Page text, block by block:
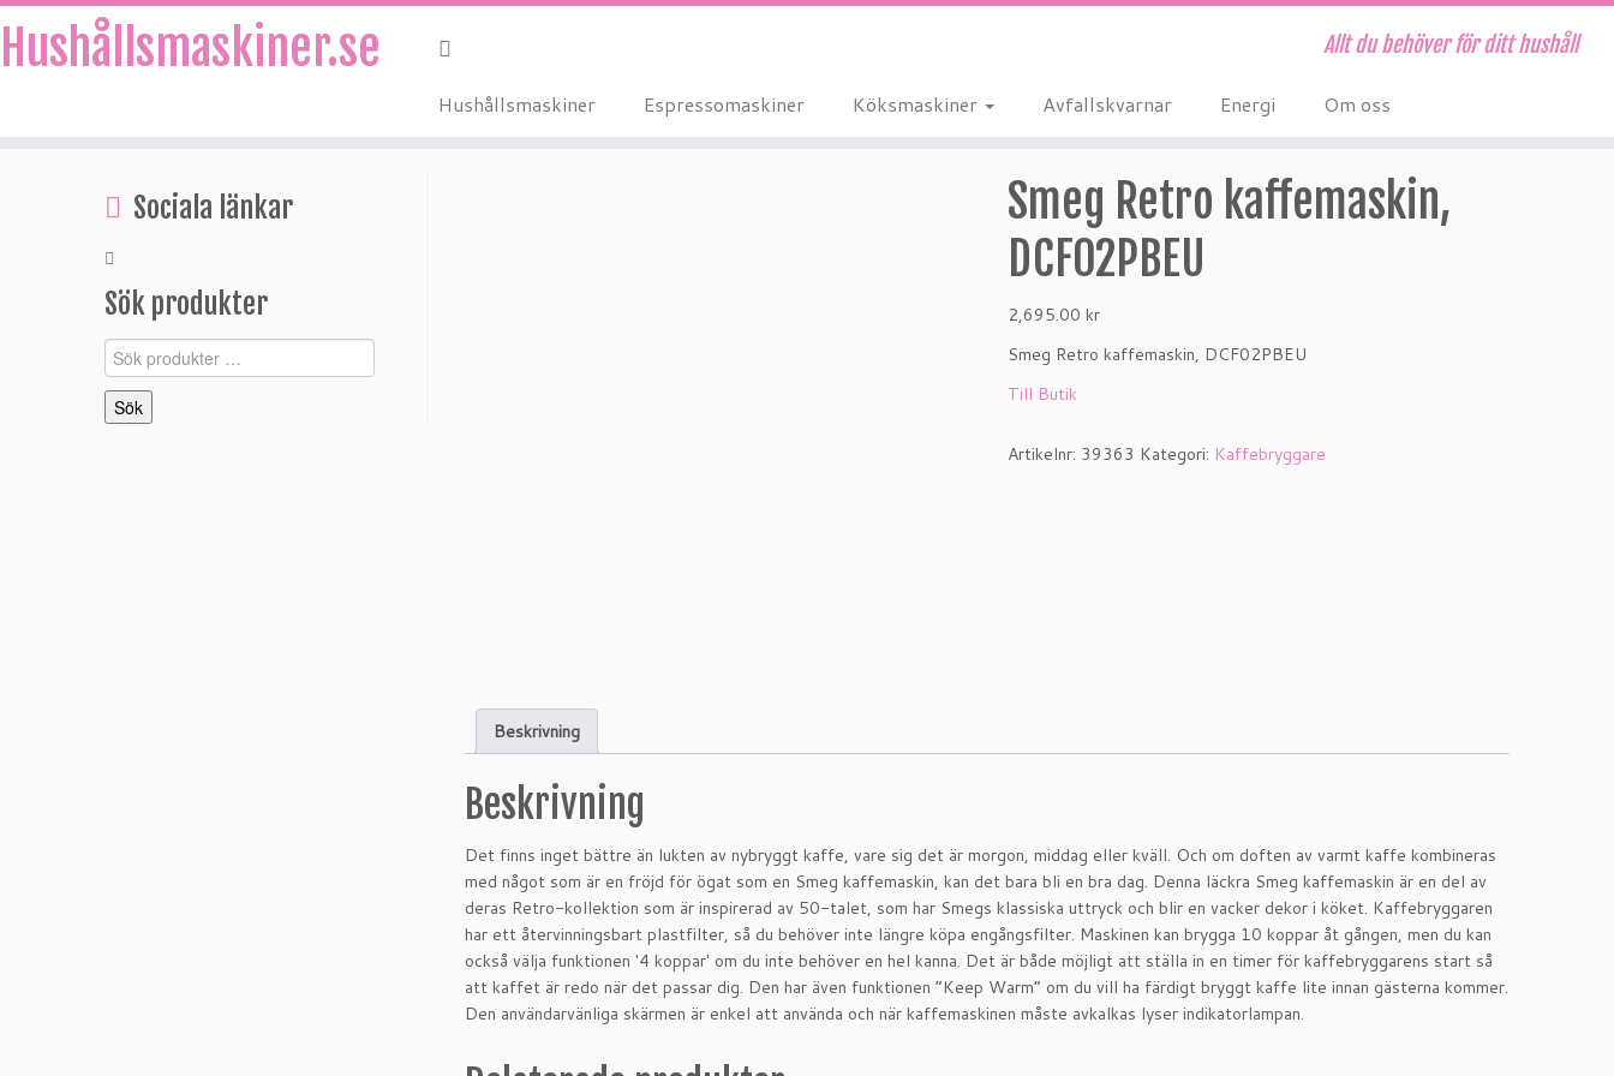
Hushållsmaskiner.se Allt du behöver för ditt hushåll
Hushållsmaskiner Espressomaskiner Köksmaskiner Avfallskvarnar Energi Om oss
Sociala länkar
Sök produkter
Sök
efter:
Sök
Smeg Retro kaffemaskin,
DCF02PBEU
2,695.00 kr
Smeg Retro kaffemaskin, DCF02PBEU
Till Butik
Artikelnr: 39363 Kategori: Kaffebryggare
Beskrivning
Beskrivning
Det finns inget bättre än lukten av nybryggt kaffe, vare sig det är morgon, middag eller kväll. Och om doften av varmt kaffe kombineras
med något som är en fröjd för ögat som en Smeg kaffemaskin, kan det bara bli en bra dag. Denna läckra Smeg kaffemaskin är en del av
deras Retro-kollektion som är inspirerad av 50-talet, som har Smegs klassiska uttryck och blir en vacker dekor i köket. Kaffebryggaren
har ett återvinningsbart plastfilter, så du behöver inte längre köpa engångsfilter. Maskinen kan brygga 10 koppar åt gången, men du kan
också välja funktionen '4 koppar' om du inte behöver en hel kanna. Det är både möjligt att ställa in en timer för kaffebryggarens start så
att kaffet är redo när det passar dig. Den har även funktionen ”Keep Warm” om du vill ha färdigt bryggt kaffe lite innan gästerna kommer.
Den användarvänliga skärmen är enkel att använda och när kaffemaskinen måste avkalkas lyser indikatorlampan.